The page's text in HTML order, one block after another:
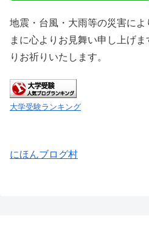
地震・台風・大雨等の災害に
まに心よりお見舞い申し上げ
りお祈りいたします。
大学受験ランキング
にほんブログ村